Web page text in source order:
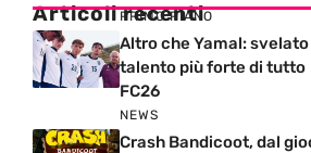
Articoli recenti
PRIMO PIANO
Altro che Yamal: svelato
talento più forte di tutto
FC26
NEWS
Crash Bandicoot, dal